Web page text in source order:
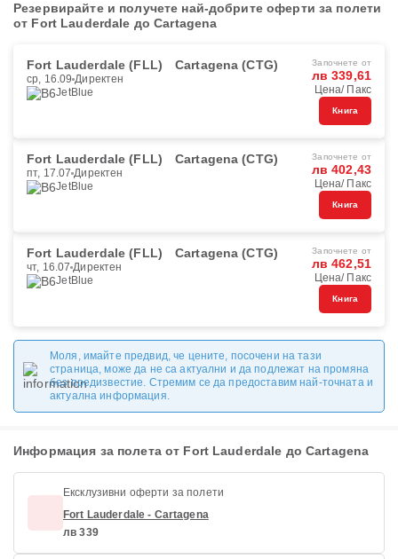
Резервирайте и получете най-добрите оферти за полети
от Fort Lauderdale до Cartagena
Fort Lauderdale (FLL) Cartagena (CTG)
ср, 16.09 Директен
JetBlue
Започнете от
лв 339,61
Цена/ Пакс
Книга
Fort Lauderdale (FLL) Cartagena (CTG)
пт, 17.07 Директен
JetBlue
Започнете от
лв 402,43
Цена/ Пакс
Книга
Fort Lauderdale (FLL) Cartagena (CTG)
чт, 16.07 Директен
JetBlue
Започнете от
лв 462,51
Цена/ Пакс
Книга
Моля, имайте предвид, че цените, посочени на тази
страница, може да не са актуални и да подлежат на промяна
без предизвестие. Стремим се да предоставим най-точната и
актуална информация.
Информация за полета от Fort Lauderdale до Cartagena
Ексклузивни оферти за полети
Fort Lauderdale - Cartagena
лв 339